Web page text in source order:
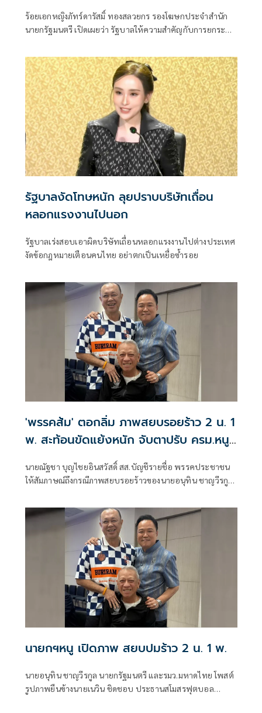
ร้อยเอกหญิงภัทร์ดารัสมิ์ ทองสลวยกร รองโฆษกประจำสำนัก
นายกรัฐมนตรี เปิดเผยว่า รัฐบาลให้ความสำคัญกับการยกระดับ
รัฐบาลงัดโทษหนัก ลุยปราบบริษัทเถื่อน
หลอกแรงงานไปนอก
รัฐบาลเร่งสอบเอาผิดบริษัทเถื่อนหลอกแรงงานไปต่างประเทศ
งัดข้อกฎหมายเตือนคนไทย อย่าตกเป็นเหยื่อซ้ำรอย
'พรรคส้ม' ตอกลิ่ม ภาพสยบรอยร้าว 2 น. 1
พ. สะท้อนขัดแย้งหนัก จับตาปรับ ครม.หนู
2 จูบปากหรือเขี่ยทิ้ง
นายณัฐชา บุญไชยอินสวัสดิ์ สส.บัญชีรายชื่อ พรรคประชาชน
ให้สัมภาษณ์ถึงกรณีภาพสยบรอยร้าวของนายอนุทิน ชาญวีรกูล
หัวหน้าพรรคภูมิใจไทย กับนายเนวิน ชิดชอบ ประธานสโมสร
ฟุตบอลบุรีรัมย์ยูไนเต็ด และนายพิพัฒน์ รัชกิจประการ รอง
นายกรัฐมนตรี และรัฐมนตรีว่าการกระทรวงคมนาคม
นายกฯหนู เปิดภาพ สยบปมร้าว 2 น. 1 พ.
นายอนุทิน ชาญวีรกูล นายกรัฐมนตรี และรมว.มหาดไทย โพสต์
รูปภาพยืนข้างนายเนวิน ชิดชอบ ประธานสโมสรฟุตบอล